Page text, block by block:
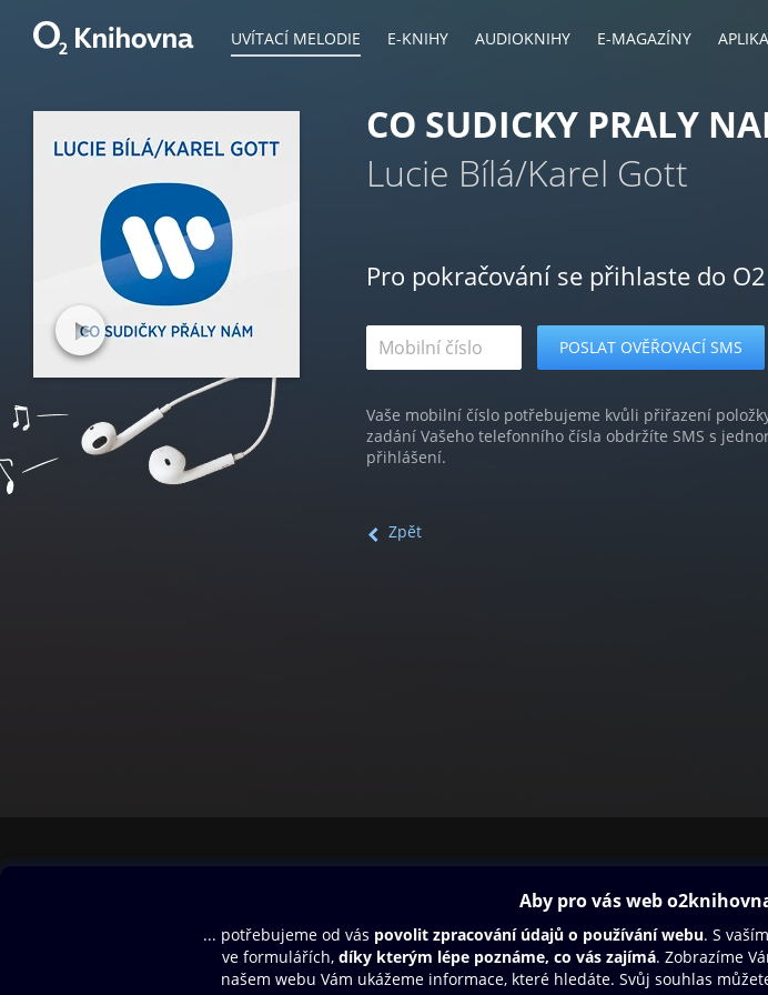
UVÍTACÍ MELODIE E-KNIHY AUDIOKNIHY E-MAGAZÍNY
CO SUDICKY PRALY
Lucie Bílá/Karel Gott
Pro pokračování se přihlaste do
Vaše mobilní číslo potřebujeme kvůli přiřazení
zadání Vašeho telefonního čísla obdržíte SMS s
přihlášení.
Zpět
Aplikace a hry
SMS/MMS Info
Blog
Dárkový poukaz
Nápověda
Oneplay Originály
Sport